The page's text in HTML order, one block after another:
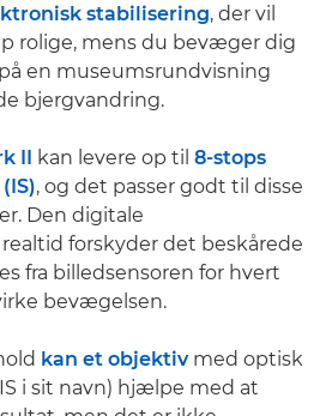
stabilisering, der vil
rolige, mens du bevæger dig
en museumsrundvisning
bjergvandring.
II kan levere op til 8-stops
, og det passer godt til disse
Den digitale
forskyder det beskårede
fra billedsensoren for hvert
bevægelsen.
kan et objektivmed optisk
i sit navn) hjælpe med at